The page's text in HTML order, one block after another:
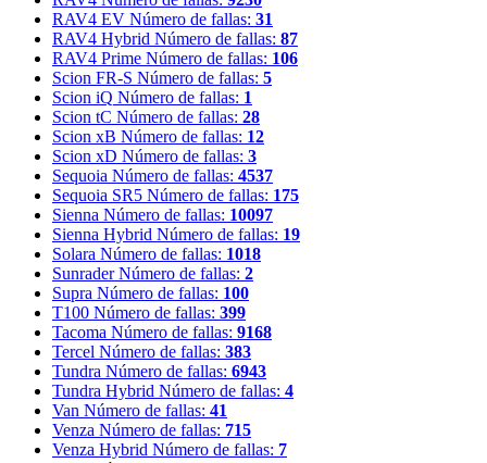
RAV4 EV Número de fallas: 31
RAV4 Hybrid Número de fallas: 87
RAV4 Prime Número de fallas: 106
Scion FR-S Número de fallas: 5
Scion iQ Número de fallas: 1
Scion tC Número de fallas: 28
Scion xB Número de fallas: 12
Scion xD Número de fallas: 3
Sequoia Número de fallas: 4537
Sequoia SR5 Número de fallas: 175
Sienna Número de fallas: 10097
Sienna Hybrid Número de fallas: 19
Solara Número de fallas: 1018
Sunrader Número de fallas: 2
Supra Número de fallas: 100
T100 Número de fallas: 399
Tacoma Número de fallas: 9168
Tercel Número de fallas: 383
Tundra Número de fallas: 6943
Tundra Hybrid Número de fallas: 4
Van Número de fallas: 41
Venza Número de fallas: 715
Venza Hybrid Número de fallas: 7